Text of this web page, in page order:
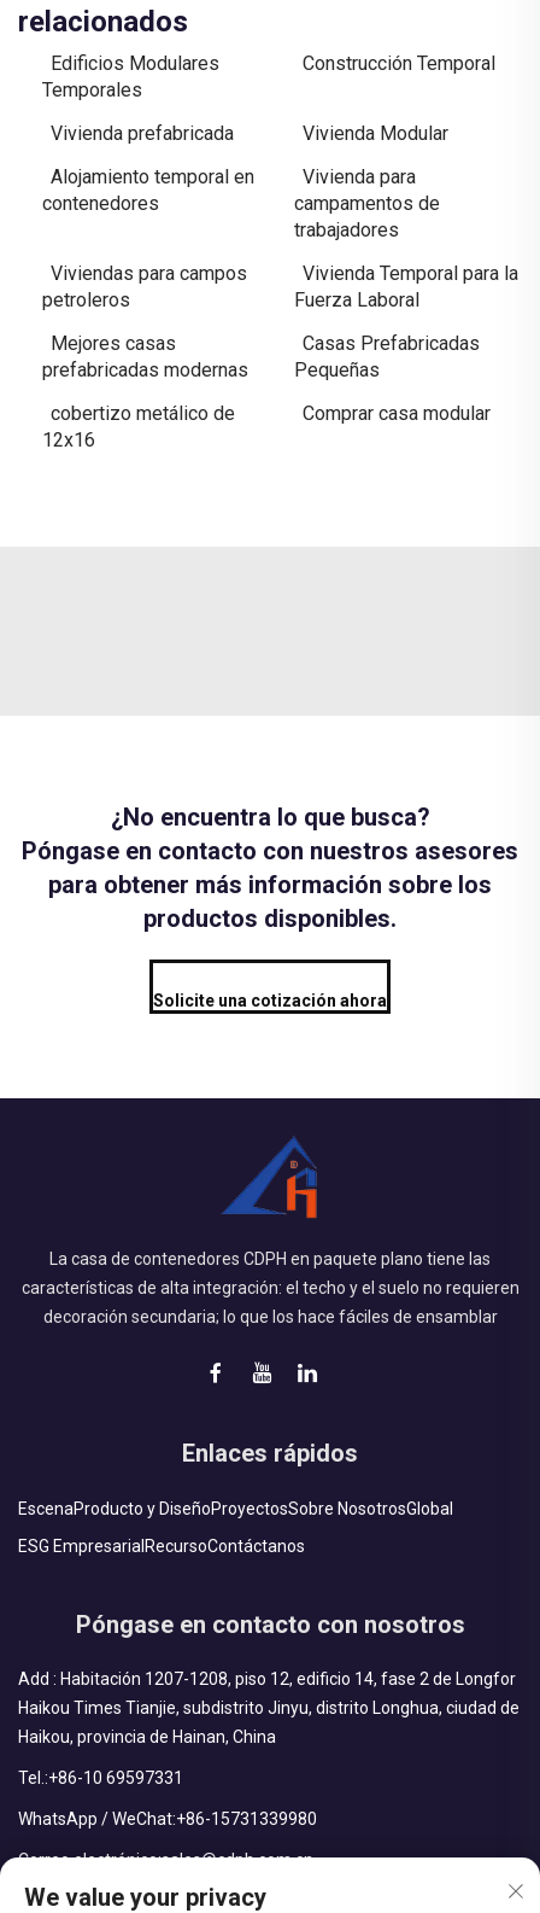
relacionados
Edificios Modulares
Temporales
Construcción Temporal
Vivienda prefabricada
Vivienda Modular
Alojamiento temporal en
contenedores
Vivienda para
campamentos de
trabajadores
Viviendas para campos
petroleros
Vivienda Temporal para la
Fuerza Laboral
Mejores casas
prefabricadas modernas
Casas Prefabricadas
Pequeñas
cobertizo metálico de
12x16
Comprar casa modular
¿No encuentra lo que busca?
Póngase en contacto con nuestros asesores
para obtener más información sobre los
productos disponibles.
Solicite una cotización ahora
La casa de contenedores CDPH en paquete plano tiene las
características de alta integración: el techo y el suelo no requieren
decoración secundaria; lo que los hace fáciles de ensamblar
Enlaces rápidos
EscenaProducto y DiseñoProyectosSobre NosotrosGlobal
ESG Empresarial RecursoContáctanos
Póngase en contacto con nosotros
Add : Habitación 1207-1208, piso 12, edificio 14, fase 2 de Longfor
Haikou Times Tianjie, subdistrito Jinyu, distrito Longhua, ciudad de
Haikou, provincia de Hainan, China
Tel.:+86-10 69597331
WhatsApp / WeChat:+86-15731339980
Correo electrónico:sales@cdph.com.cn
We value your privacy